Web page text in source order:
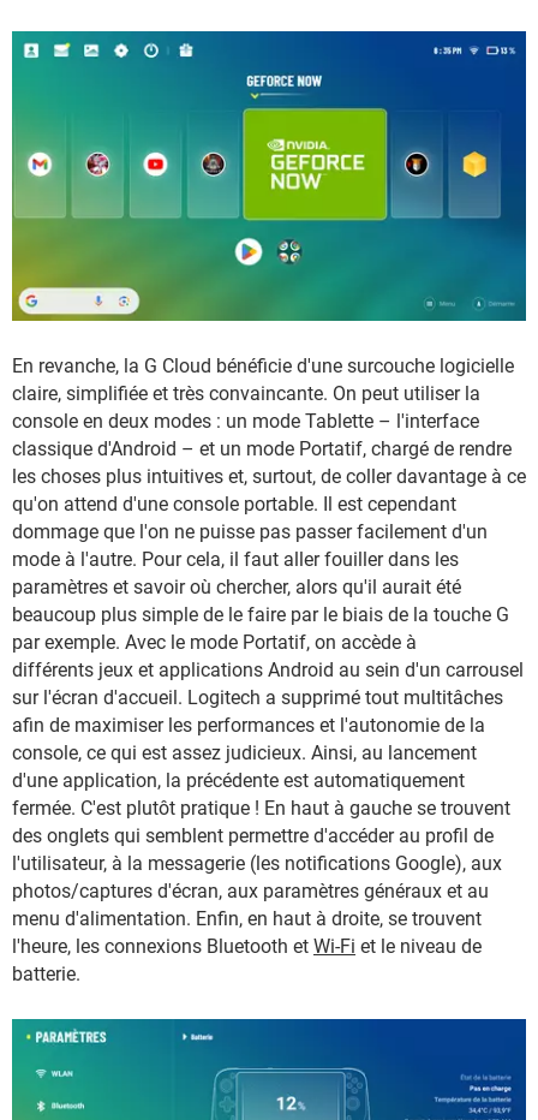
En revanche, la G Cloud bénéficie d'une surcouche logicielle
claire, simplifiée et très convaincante. On peut utiliser la
console en deux modes : un mode Tablette – l'interface
classique d'Android – et un mode Portatif, chargé de rendre
les choses plus intuitives et, surtout, de coller davantage à ce
qu'on attend d'une console portable. Il est cependant
dommage que l'on ne puisse pas passer facilement d'un
mode à l'autre. Pour cela, il faut aller fouiller dans les
paramètres et savoir où chercher, alors qu'il aurait été
beaucoup plus simple de le faire par le biais de la touche G
par exemple. Avec le mode Portatif, on accède à
différents jeux et applications Android au sein d'un carrousel
sur l'écran d'accueil. Logitech a supprimé tout multitâches
afin de maximiser les performances et l'autonomie de la
console, ce qui est assez judicieux. Ainsi, au lancement
d'une application, la précédente est automatiquement
fermée. C'est plutôt pratique ! En haut à gauche se trouvent
des onglets qui semblent permettre d'accéder au profil de
l'utilisateur, à la messagerie (les notifications Google), aux
photos/captures d'écran, aux paramètres généraux et au
menu d'alimentation. Enfin, en haut à droite, se trouvent
l'heure, les connexions Bluetooth et Wi-Fi et le niveau de
batterie.